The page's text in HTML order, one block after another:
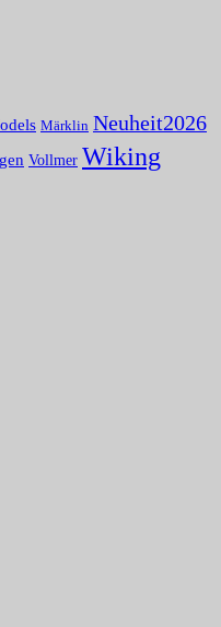
Märklin Neuheit2026
Vollmer Wiking